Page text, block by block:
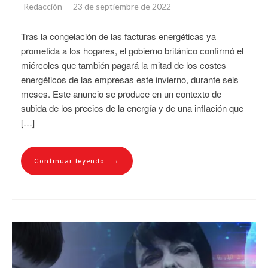
Redacción 23 de septiembre de 2022
Tras la congelación de las facturas energéticas ya
prometida a los hogares, el gobierno británico confirmó el
miércoles que también pagará la mitad de los costes
energéticos de las empresas este invierno, durante seis
meses. Este anuncio se produce en un contexto de
subida de los precios de la energía y de una inflación que
[…]
Continuar leyendo →